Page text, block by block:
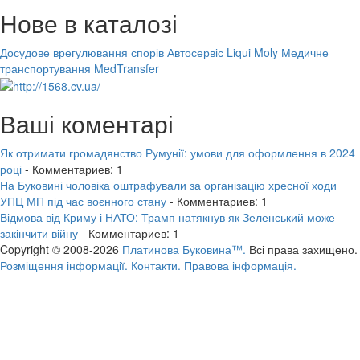
Нове в каталозі
Досудове врегулювання спорів Автосервіс Liqui Moly Медичне
транспортування MedTransfer
Ваші коментарі
Як отримати громадянство Румунії: умови для оформлення в 2024
році - Комментариев: 1
На Буковині чоловіка оштрафували за організацію хресної ходи
УПЦ МП під час воєнного стану - Комментариев: 1
Відмова від Криму і НАТО: Трамп натякнув як Зеленський може
закінчити війну - Комментариев: 1
Copyright © 2008-2026 Платинова Буковина™. Всі права захищено.
Розміщення інформації. Контакти. Правова інформація.